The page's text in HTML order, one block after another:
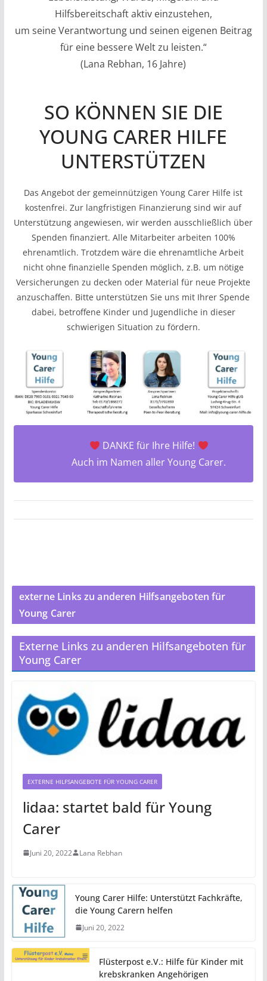
Hilfsbereitschaft aktiv einzustehen,
um seine Verantwortung und seinen eigenen Beitrag
für eine bessere Welt zu leisten.“
(Lana Rebhan, 16 Jahre)
SO KÖNNEN SIE DIE
YOUNG CARER HILFE
UNTERSTÜTZEN
Das Angebot der gemeinnützigen Young Carer Hilfe ist
kostenfrei. Zur langfristigen Finanzierung sind wir auf
Unterstützung angewiesen, wir werden ausschließlich über
Spenden finanziert. Alle Mitarbeiter arbeiten 100%
ehrenamtlich. Trotzdem wäre die ehrenamtliche Arbeit
nicht ohne finanzielle Spenden möglich, z.B. um nötige
Versicherungen zu decken oder Material für neue Projekte
anzuschaffen. Bitte unterstützen Sie uns mit Ihrer Spende
dabei, betroffene Kinder und Jugendliche in dieser
schwierigen Situation zu fördern.
DANKE für Ihre Hilfe!
Auch im Namen aller Young Carer.
externe Links zu anderen Hilfsangeboten für
Young Carer
Externe Links zu anderen Hilfsangeboten für
Young Carer
EXTERNE HILFSANGEBOTE FÜR YOUNG CARER
lidaa: startet bald für Young
Carer
Juni 20, 2022 Lana Rebhan
Young Carer Hilfe: Unterstützt Fachkräfte,
die Young Carern helfen
Juni 20, 2022
Flüsterpost e.V.: Hilfe für Kinder mit
krebskranken Angehörigen